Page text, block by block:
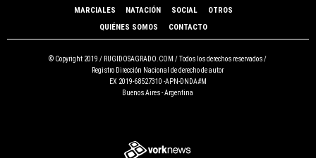
MARCIALES
NATACIÓN SOCIAL
OTROS
QUIÉNES SOMOS
CONTACTO
© Copyright 2019 / RUGIDOSAGRADO.COM / Todos los derechos reservados /
Registro Dirección Nacional de derecho de autor
EX 2019-68527310 -APN-DNDA#M
Buenos Aires - Argentina